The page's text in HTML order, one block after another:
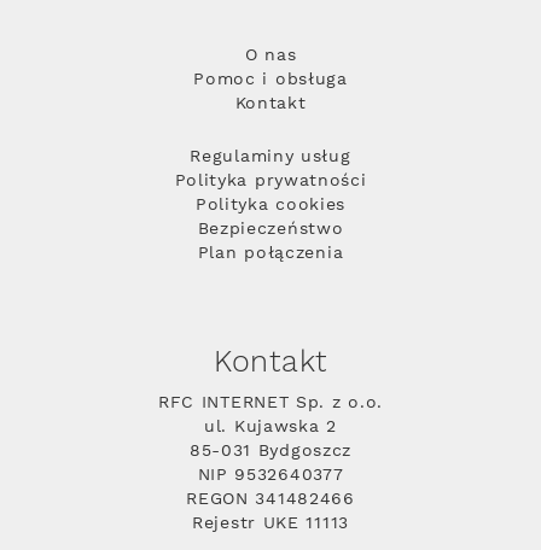
O nas
Pomoc i obsługa
Kontakt
Regulaminy usług
Polityka prywatności
Polityka cookies
Bezpieczeństwo
Plan połączenia
Kontakt
RFC INTERNET Sp. z o.o.
ul. Kujawska 2
85-031 Bydgoszcz
NIP 9532640377
REGON 341482466
Rejestr UKE 11113